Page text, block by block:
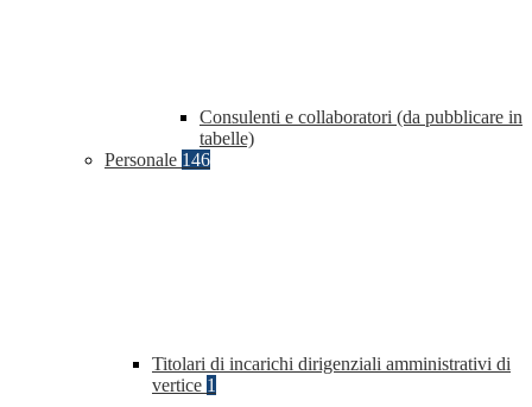
Consulenti e collaboratori (da pubblicare in
tabelle)
Personale 146
Titolari di incarichi dirigenziali amministrativi di
vertice 1